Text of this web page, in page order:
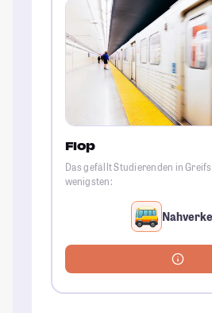
Flop
Das gefällt Studierenden in
wenigsten: